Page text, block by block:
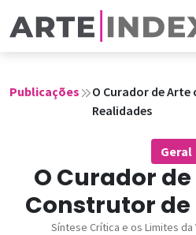
Publicações
O Curador de
Realidades
Geral
O Curador
Construtor de
Síntese Crítica e os Limites